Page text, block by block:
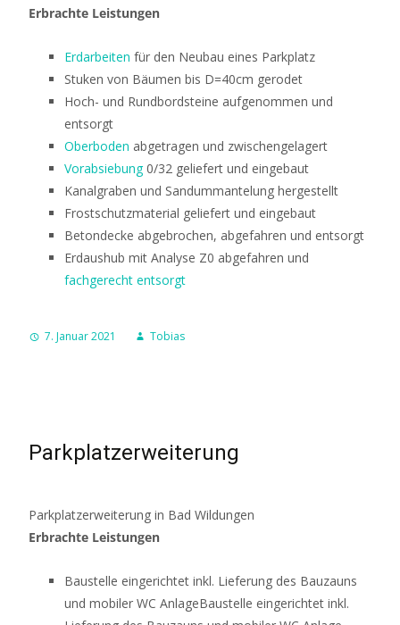
Erbrachte Leistungen
Erdarbeiten für den Neubau eines Parkplatz
Stuken von Bäumen bis D=40cm gerodet
Hoch- und Rundbordsteine aufgenommen und
entsorgt
Oberboden abgetragen und zwischengelagert
Vorabsiebung0/32 geliefert und eingebaut
Kanalgraben und Sandummantelung hergestellt
Frostschutzmaterial geliefert und eingebaut
Betondecke abgebrochen, abgefahren und entsorgt
Erdaushub mit Analyse Z0 abgefahren und
fachgerecht entsorgt
7. Januar 2021 Tobias
Parkplatzerweiterung
Parkplatzerweiterung in Bad Wildungen
Erbrachte Leistungen
Baustelle eingerichtet inkl. Lieferung des Bauzauns
und mobiler WC AnlageBaustelle eingerichtet inkl.